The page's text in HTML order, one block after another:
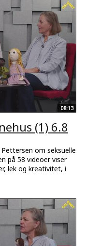
08:13
(1) 6.8
om seksuelle
på 58 videoer viser
lek og kreativitet, i